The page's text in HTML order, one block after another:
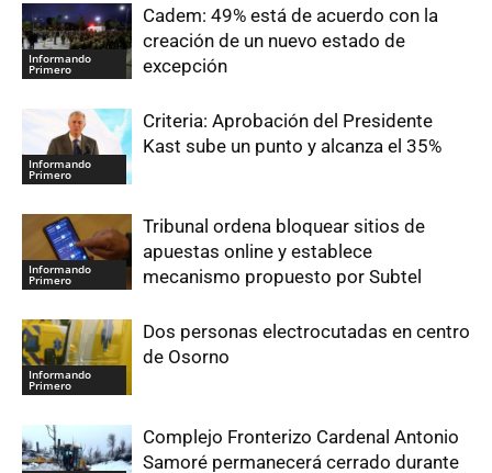
Informando
Primero
Cadem: 49% está de acuerdo con la
creación de un nuevo estado de
excepción
Informando
Primero
Criteria: Aprobación del Presidente
Kast sube un punto y alcanza el 35%
Informando
Primero
Tribunal ordena bloquear sitios de
apuestas online y establece
mecanismo propuesto por Subtel
Informando
Primero
Dos personas electrocutadas en centro
de Osorno
Complejo Fronterizo Cardenal Antonio
Samoré permanecerá cerrado durante